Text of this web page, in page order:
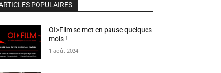
POPULAIRES
OI>Film se met en pause quelques
mois !
1 août 2024